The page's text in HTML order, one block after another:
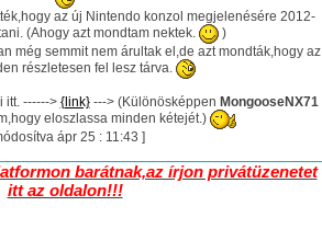
az új Nintendo konzol megjelenésére 2012-
(Ahogy azt mondtam nektek.
)
még semmit nem árultak el,de azt mondták,hogy az
részletesen fel lesz tárva.
itt. ------> {link}---> (Különösképpen MongooseNX71
eloszlassa minden kétejét.)
ápr 25 : 11:43 ]
barátnak,az írjon privátüzenetet
itt az oldalon!!!